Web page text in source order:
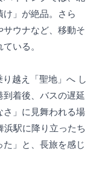
」が絶品。さら
ウナなど、移動そ
いる。
越え「聖地」へ し
着後、バスの遅延
」に見舞われる場
駅に降り立ったち
」と、長旅を感じ